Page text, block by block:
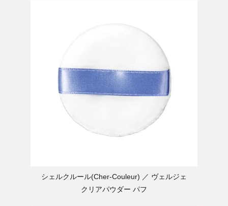
シェルクルール(Cher-Couleur)
ヴェルジェ
クリアパウダー パフ